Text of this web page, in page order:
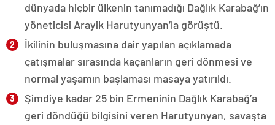
dünyada hiçbir ülkenin tanımadığı Dağlık Karabağ’ın
yöneticisi Arayik Harutyunyan’la görüştü.
İkilinin buluşmasına dair yapılan açıklamada
çatışmalar sırasında kaçanların geri dönmesi ve
normal yaşamın başlaması masaya yatırıldı.
Şimdiye kadar 25 bin Ermeninin Dağlık Karabağ’a
geri döndüğü bilgisini veren Harutyunyan, savaşta